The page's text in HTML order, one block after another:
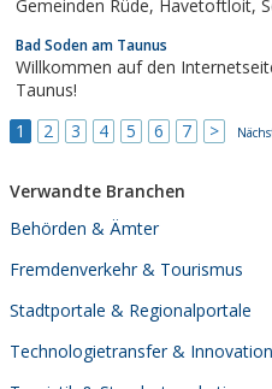
Bad Soden am Taunus
Willkommen auf den
Taunus!
1
2 3 4 5 6 7 >
Verwandte Branchen
Behörden & Ämter
Fremdenverkehr & Tourismus
Stadtportale & Regionalportale
Technologietransfer &